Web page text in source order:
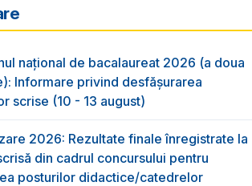
național de bacalaureat 2026 (a doua
Informare privind desfășurarea
scrise (10 - 13 august)
2026: Rezultate finale înregistrate la
din cadrul concursului pentru
posturilor didactice/catedrelor